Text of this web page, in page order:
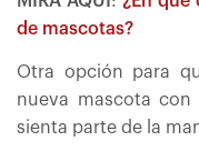
de mascotas?
Otra opción para
nueva mascota
sienta parte de la